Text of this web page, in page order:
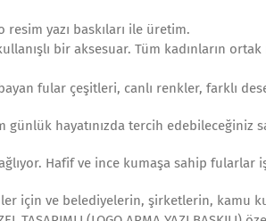
yazı baskıları ile üretim.
bir aksesuar. Tüm kadınların
bayan fular çeşitleri, canlı renkler, farklı
günlük hayatınızda tercih
Hafif ve ince kumaşa sahip fularlar
için ve belediyelerin, şirketlerin, kamu